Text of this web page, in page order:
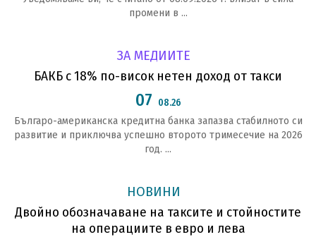
промени в ...
ЗА МЕДИИТЕ
БАКБ с 18% по-висок нетен доход от такси
07 08.26
Българо-американска кредитна банка запазва стабилното си
развитие и приключва успешно второто тримесечие на 2026
год. ...
НОВИНИ
Двойно обозначаване на таксите и стойностите
на операциите в евро и лева